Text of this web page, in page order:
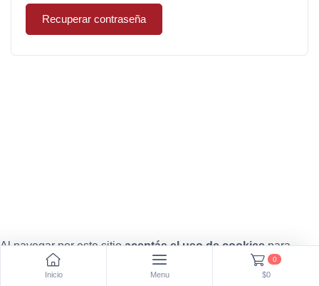
Recuperar contraseña
Inicio Menu
0
$0
Al navegar por este sitioaceptás el uso de cookiespara
agilizar tu experiencia de compra.